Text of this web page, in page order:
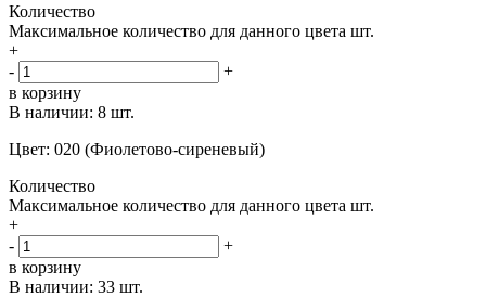
Количество
Максимальное количество для данного цвета шт.
+
-
+
в корзину
В наличии: 8 шт.
Цвет: 020 (Фиолетово-сиреневый)
Количество
Максимальное количество для данного цвета шт.
+
-
+
в корзину
В наличии: 33 шт.